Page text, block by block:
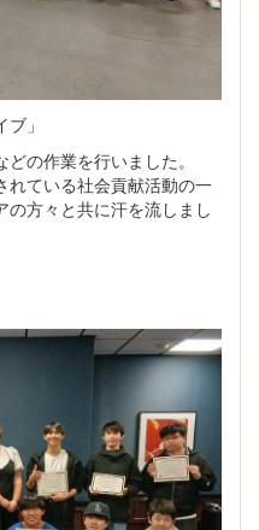
」
の作業を行いました。
ている社会貢献活動の一
方々と共に汗を流しまし